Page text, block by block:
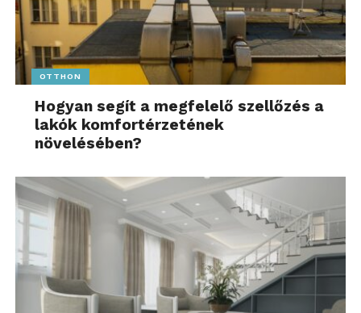
OTTHON
Hogyan segít a megfelelő szellőzés a
lakók komfortérzetének
növelésében?